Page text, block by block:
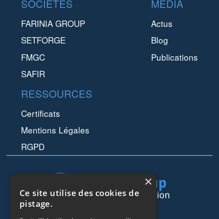
SOCIÉTÉS
FARINIA GROUP
SETFORGE
FMGC
SAFIR
MEDIA
Actus
Blog
Publications
RESSOURCES
Certificats
Mentions Légales
RGPD
Ce site utilise des cookies de
pistage.
×